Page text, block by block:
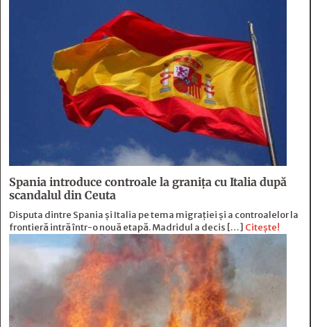
Spania introduce controale la granița cu Italia după
scandalul din Ceuta
Disputa dintre Spania și Italia pe tema migrației și a controalelor la
frontieră intră într-o nouă etapă. Madridul a decis […] Citește!